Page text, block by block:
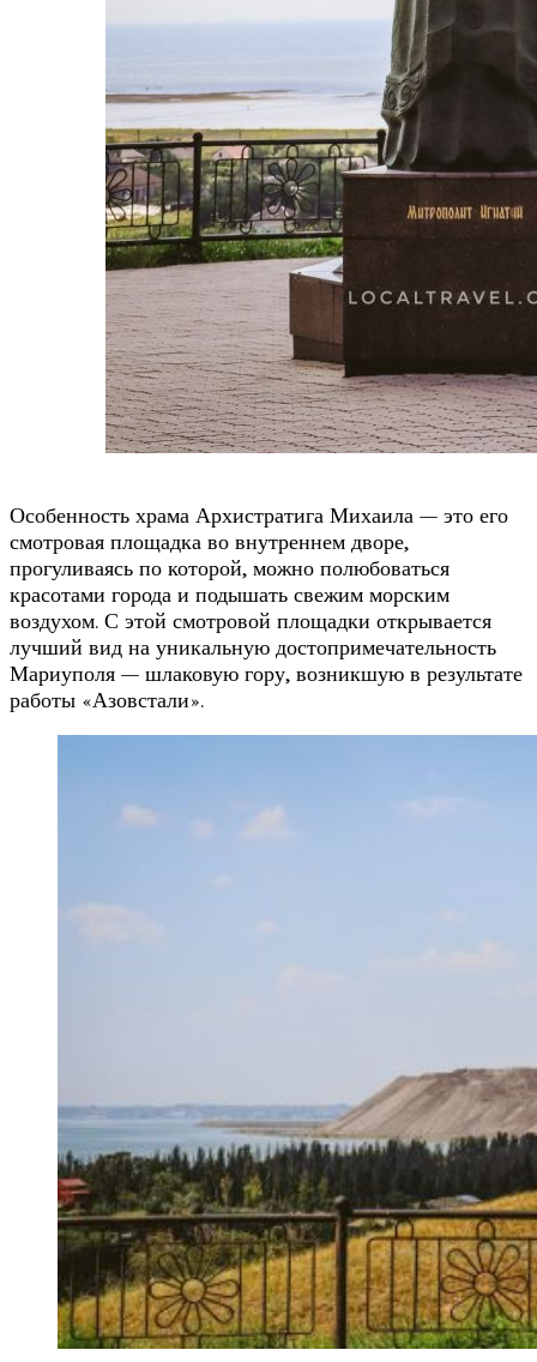
Особенность храма Архистратига Михаила — это его
смотровая площадка во внутреннем дворе,
прогуливаясь по которой, можно полюбоваться
красотами города и подышать свежим морским
воздухом. С этой смотровой площадки открывается
лучший вид на уникальную достопримечательность
Мариуполя — шлаковую гору, возникшую в результате
работы «Азовстали».